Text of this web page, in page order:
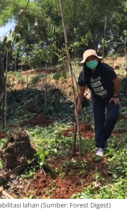
lahan (Sumber: Forest Digest)